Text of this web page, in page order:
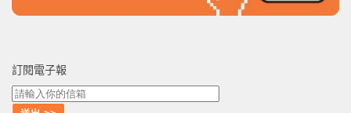
訂閱電子報